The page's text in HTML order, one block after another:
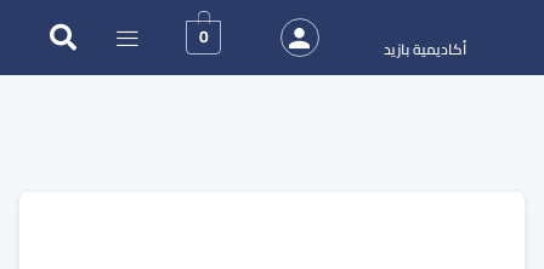
أكاديمية بازيد 0